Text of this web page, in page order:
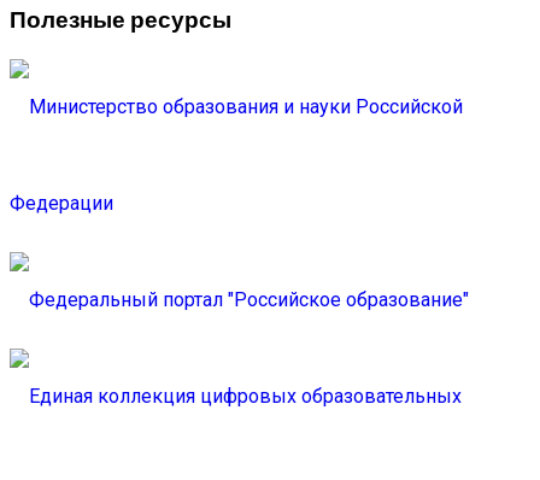
Полезные ресурсы